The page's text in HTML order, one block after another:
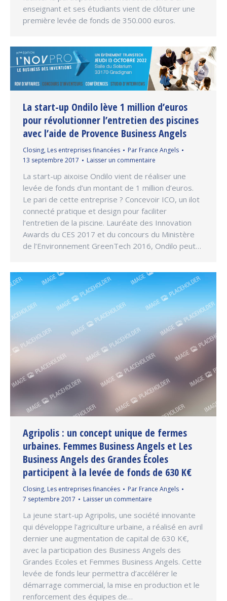
enseignant et ses étudiants vient de clôturer une
première levée de fonds de 350.000 euros.
La start-up Ondilo lève 1 million d’euros
pour révolutionner l’entretien des piscines
avec l’aide de Provence Business Angels
Closing, Les entreprises financées Par France Angels
13 septembre 2017
Laisser un commentaire
La start-up aixoise Ondilo vient de réaliser une
levée de fonds d’un montant de 1 million d’euros.
Le pari de cette entreprise ? Concevoir ICO, un ilot
connecté pratique et design pour faciliter
l’entretien de la piscine. Lauréate des Innovation
Awards du CES 2017 et du concours du Ministère
de l’Environnement GreenTech 2016, Ondilo peut…
Agripolis : un concept unique de fermes
urbaines. Femmes Business Angels et Les
Business Angels des Grandes Écoles
participent à la levée de fonds de 630 K€
Closing, Les entreprises financées Par France Angels
7 septembre 2017
Laisser un commentaire
La jeune start-up Agripolis, une société innovante
qui développe l’agriculture urbaine, a réalisé en avril
dernier une augmentation de capital de 630 K€,
avec la participation des Business Angels des
Grandes Ecoles et Femmes Business Angels. Cette
levée de fonds leur permettra d’accélérer le
démarrage commercial, la mise en production et le
renforcement des équipes de…